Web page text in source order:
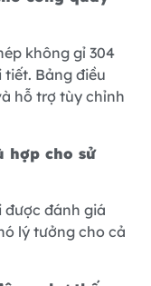
không gỉ 304
Bảng điều
hỗ trợ tùy chỉnh
hợp cho sử
được đánh giá
lý tưởng cho cả